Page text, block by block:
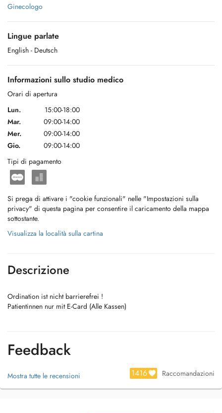
Ginecologo
Lingue parlate
English - Deutsch
Informazioni sullo studio medico
Orari di apertura
Lun.
15:00-18:00
Mar.
09:00-14:00
Mer.
09:00-14:00
Gio.
09:00-14:00
Tipi di pagamento
Si prega di attivare i "cookie funzionali" nelle "Impostazioni sulla
privacy" di questa pagina per consentire il caricamento della mappa
sottostante.
Visualizza la località sulla cartina
Descrizione
Ordination ist nicht barrierefrei !
Patientinnen nur mit E-Card (Alle Kassen)
Feedback
Mostra tutte le recensioni 1416 Raccomandazioni